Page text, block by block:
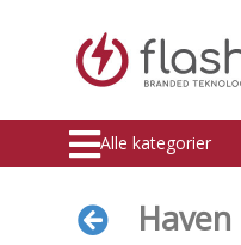
Alle kategorier
Haven